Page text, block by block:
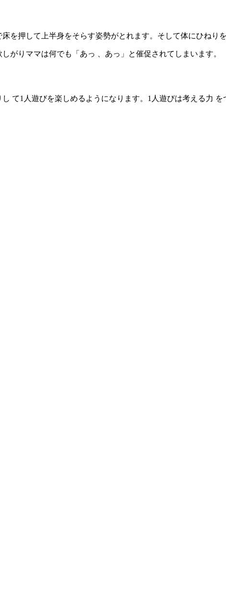
を押して上半身をそらす姿勢がとれます。そして体にひねり
がりママは何でも「あっ 、あっ」と催促されてしまいます。
て1人遊びを楽しめるようになります。1人遊びは考える力